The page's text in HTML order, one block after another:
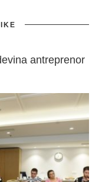
antreprenor